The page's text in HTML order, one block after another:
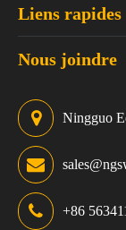
Liens rapides
Nous joindre
Ningguo
+86